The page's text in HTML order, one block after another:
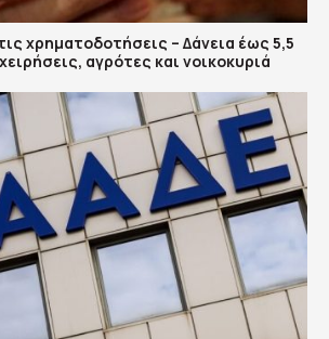
χρηματοδοτήσεις – Δάνεια έως 5,5
αγρότες και νοικοκυριά